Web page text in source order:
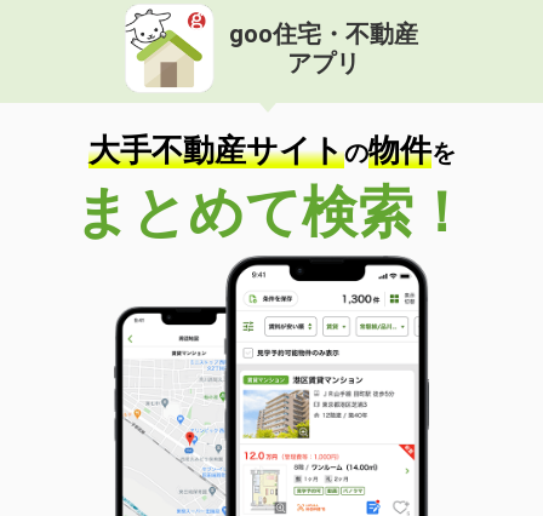
goo住宅・不動産
アプリ
大手不動産サイトの物件を
まとめて検索！